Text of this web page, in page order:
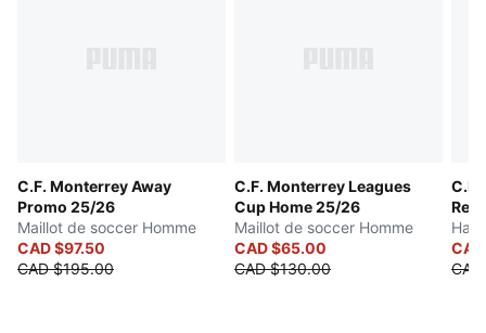
C.F. Monterrey Away
Promo 25/26
Maillot de soccer Homme
CAD $97.50
CAD $195.00
C.F. Monterrey Leagues
Cup Home 25/26
Maillot de soccer Homme
CAD $65.00
CAD $130.00
C.F.